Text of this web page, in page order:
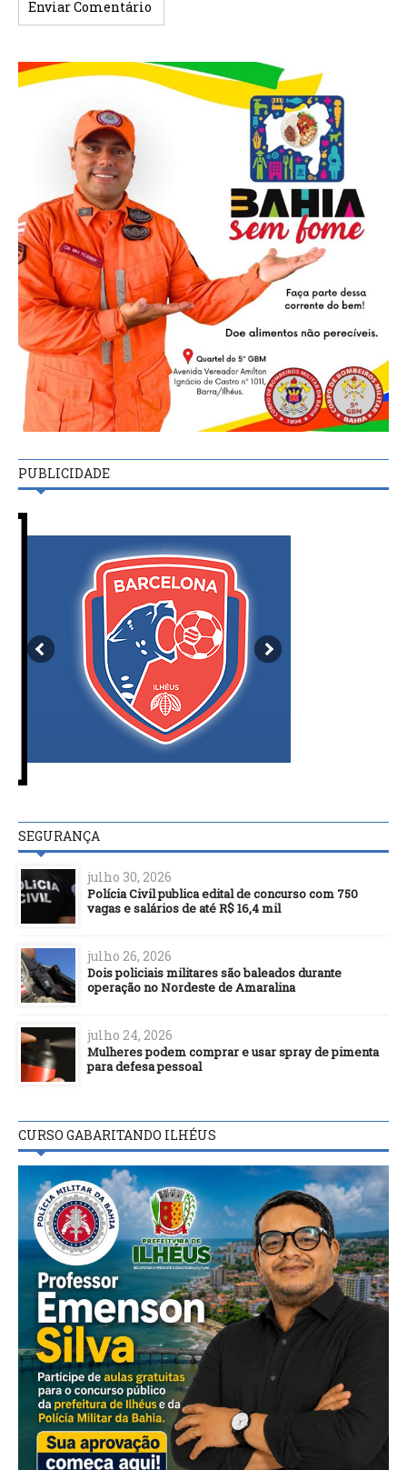
PUBLICIDADE
SEGURANÇA
julho 30, 2026
Polícia Civil publica edital de concurso com 750
vagas e salários de até R$ 16,4 mil
julho 26, 2026
Dois policiais militares são baleados durante
operação no Nordeste de Amaralina
julho 24, 2026
Mulheres podem comprar e usar spray de pimenta
para defesa pessoal
CURSO GABARITANDO ILHÉUS